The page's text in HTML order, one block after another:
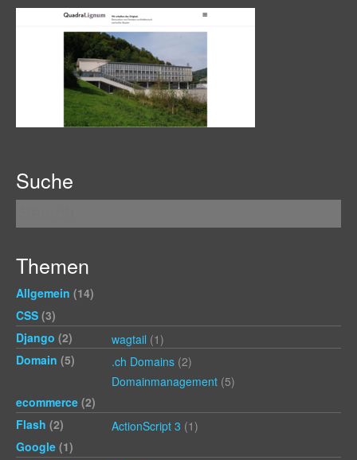
Suche
Themen
Allgemein (14)
CSS (3)
Django (2) wagtail (1)
Domain (5) .ch Domains (2)
Domainmanagement (5)
ecommerce (2)
Flash (2) ActionScript 3 (1)
Google (1)